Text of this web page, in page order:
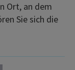
Ort, an dem
Sie sich die